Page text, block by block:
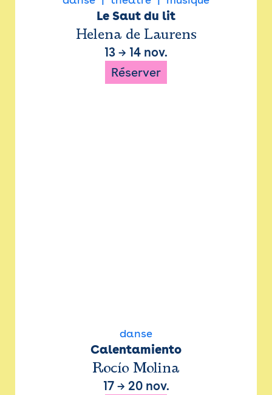
Le Saut du lit
Helena de Laurens
13 → 14 nov.
Réserver
danse
Calentamiento
Rocío Molina
17→ 20 nov.